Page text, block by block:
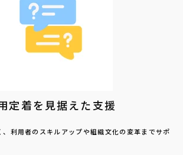
定着を見据えた支援
、利用者のスキルアップや組織文化の変革までサポ